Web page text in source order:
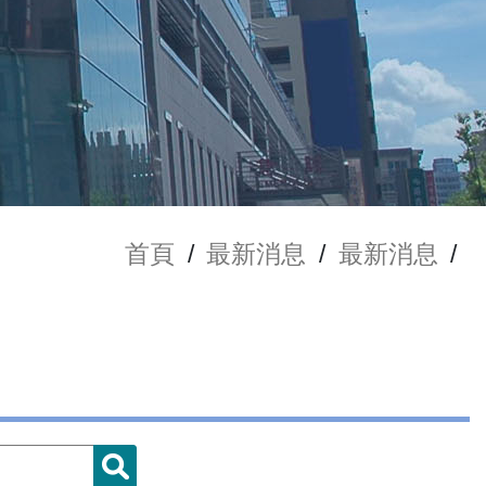
首頁 / 最新消息 / 最新消息 /